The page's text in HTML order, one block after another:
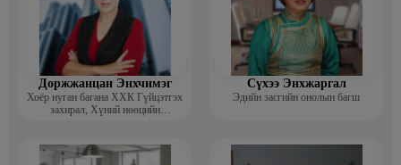
Доржжанцан Энхчимэг
Хоёр нуган багана ХХК Гүйцэтгэх
захирал, Хүний нөөцийн
Сүхээ Энхжаргал
Эдийн засгийн онолын багш